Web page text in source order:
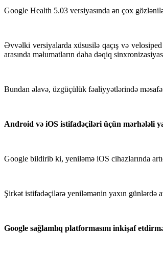
Google Health 5.03 versiyasında ən çox
Əvvəlki versiyalarda xüsusilə qaçış və
arasında məlumatların daha dəqiq
Bundan əlavə, üzgüçülük fəaliyyətlərində
Android və iOS istifadəçiləri üçün mərhələli
Google bildirib ki, yeniləmə iOS cihazlarında
Şirkət istifadəçilərə yeniləmənin yaxın günlərdə
Google sağlamlıq platformasını inkişaf